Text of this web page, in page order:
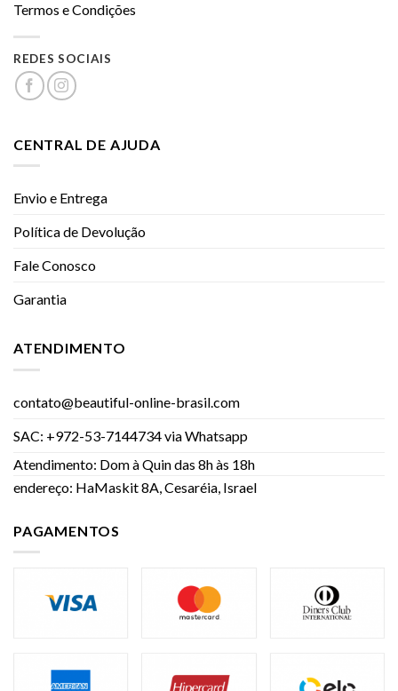
Termos e Condições
REDES SOCIAIS
CENTRAL DE AJUDA
Envio e Entrega
Política de Devolução
Fale Conosco
Garantia
ATENDIMENTO
contato@beautiful-online-brasil.com
SAC: +972-53-7144734 via Whatsapp
Atendimento: Dom à Quin das 8h às 18h
endereço: HaMaskit 8A, Cesaréia, Israel
PAGAMENTOS